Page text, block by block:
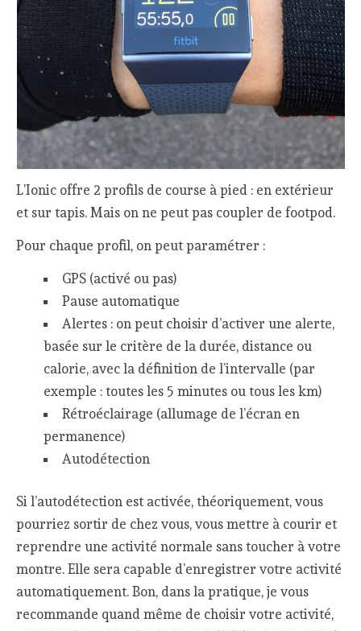
L’Ionic offre 2 profils de course à pied : en extérieur
et sur tapis. Mais on ne peut pas coupler de footpod.
Pour chaque profil, on peut paramétrer :
GPS (activé ou pas)
Pause automatique
Alertes : on peut choisir d’activer une alerte,
basée sur le critère de la durée, distance ou
calorie, avec la définition de l’intervalle (par
exemple : toutes les 5 minutes ou tous les km)
Rétroéclairage (allumage de l’écran en
permanence)
Autodétection
Si l’autodétection est activée, théoriquement, vous
pourriez sortir de chez vous, vous mettre à courir et
reprendre une activité normale sans toucher à votre
montre. Elle sera capable d’enregistrer votre activité
automatiquement. Bon, dans la pratique, je vous
recommande quand même de choisir votre activité,